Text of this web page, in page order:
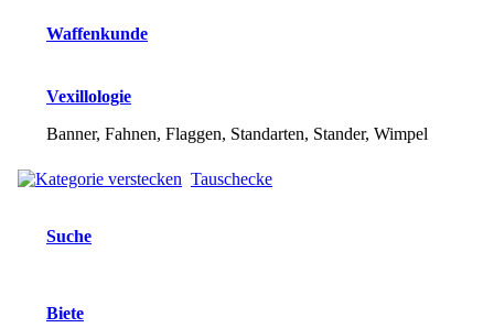
Waffenkunde
Vexillologie
Banner, Fahnen, Flaggen, Standarten, Stander, Wimpel
Tauschecke
Suche
Biete